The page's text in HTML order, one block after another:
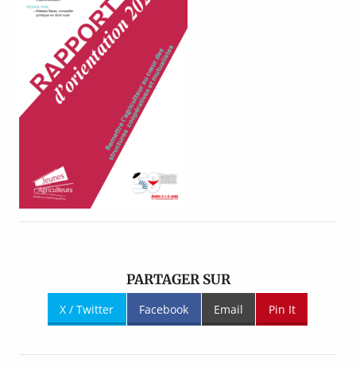
PARTAGER SUR
X / Twitter Facebook Email Pin It